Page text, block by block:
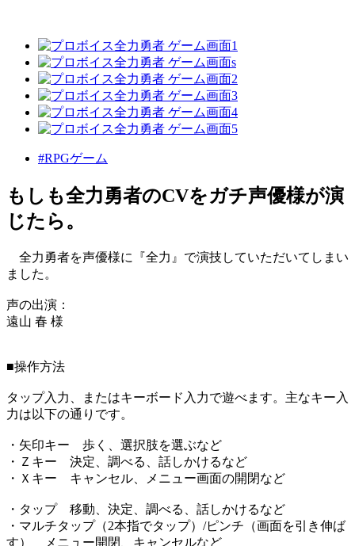
#RPGゲーム
もしも全力勇者のCVをガチ声優様が演
じたら。
全力勇者を声優様に『全力』で演技していただいてしまい
ました。
声の出演：
遠山 春 様
■操作方法
タップ入力、またはキーボード入力で遊べます。主なキー入
力は以下の通りです。
・矢印キー 歩く、選択肢を選ぶなど
・Ｚキー 決定、調べる、話しかけるなど
・Ｘキー キャンセル、メニュー画面の開閉など
・タップ 移動、決定、調べる、話しかけるなど
・マルチタップ（2本指でタップ）/ピンチ（画面を引き伸ば
す） メニュー開閉、キャンセルなど